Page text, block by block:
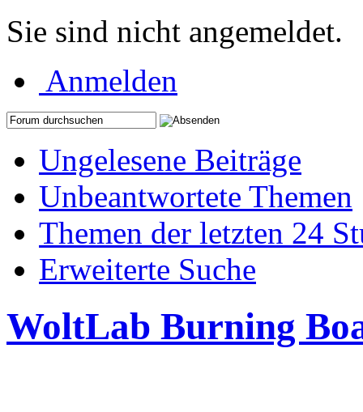
Sie sind nicht angemeldet.
Anmelden
Ungelesene Beiträge
Unbeantwortete Themen
Themen der letzten 24
Erweiterte Suche
WoltLab Burning